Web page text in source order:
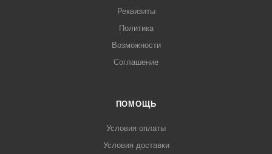
Реквизиты
Политика
Возможности
Соглашение
ПОМОЩЬ
Условия оплаты
Условия доставки